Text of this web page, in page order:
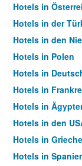
Hotels in
Hotels in der
Hotels in den
Hotels in Polen
Hotels in
Hotels in
Hotels in
Hotels in den
Hotels in
Hotels in